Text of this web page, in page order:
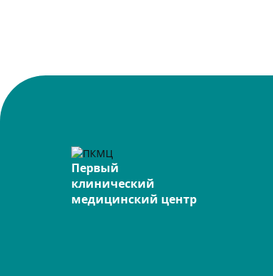
Первый
клинический
медицинский центр